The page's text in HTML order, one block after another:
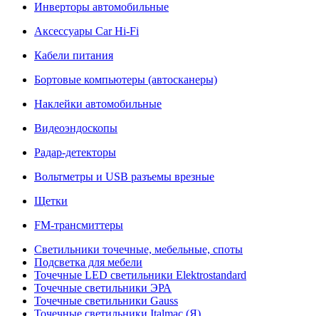
Инверторы автомобильные
Аксессуары Car Hi-Fi
Кабели питания
Бортовые компьютеры (автосканеры)
Наклейки автомобильные
Видеоэндоскопы
Радар-детекторы
Вольтметры и USB разъемы врезные
Щетки
FM-трансмиттеры
Светильники точечные, мебельные, споты
Подсветка для мебели
Точечные LED светильники Elektrostandard
Точечные светильники ЭРА
Точечные светильники Gauss
Точечные светильники Italmac (Я)